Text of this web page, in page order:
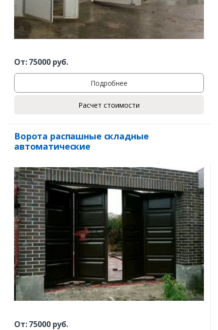
От:75000руб.
Подробнее
Расчет стоимости
Ворота распашные складные
автоматические
От:75000руб.